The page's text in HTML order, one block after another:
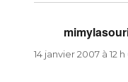
14 janvier 2007 à 12